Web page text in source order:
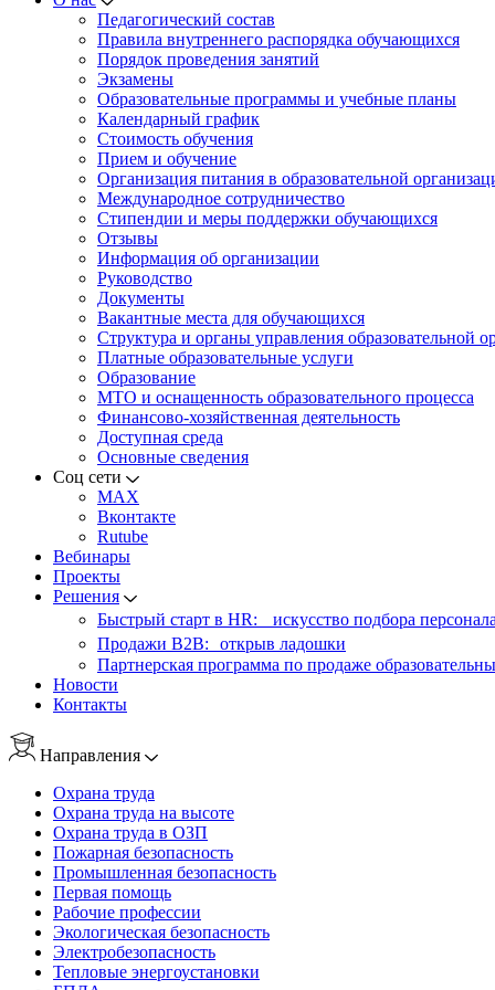
Педагогический состав
Правила внутреннего распорядка обучающихся
Порядок проведения занятий
Экзамены
Образовательные программы и учебные планы
Календарный график
Стоимость обучения
Прием и обучение
Организация питания в образовательной
Международное сотрудничество
Стипендии и меры поддержки обучающихся
Отзывы
Информация об организации
Руководство
Документы
Вакантные места для обучающихся
Структура и органы управления образовательной
Платные образовательные услуги
Образование
МТО и оснащенность образовательного процесса
Финансово-хозяйственная деятельность
Доступная среда
Основные сведения
Соц сети
MAX
Вконтакте
Rutube
Вебинары
Проекты
Решения
Быстрый старт в HR: искусство подбора персонала
Продажи B2B: открыв ладошки
Партнерская программа по продаже
Новости
Контакты
Направления
Охрана труда
Охрана труда на высоте
Охрана труда в ОЗП
Пожарная безопасность
Промышленная безопасность
Первая помощь
Рабочие профессии
Экологическая безопасность
Электробезопасность
Тепловые энергоустановки